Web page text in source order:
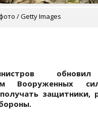
/ Getty Images
Вооруженных
защитники,